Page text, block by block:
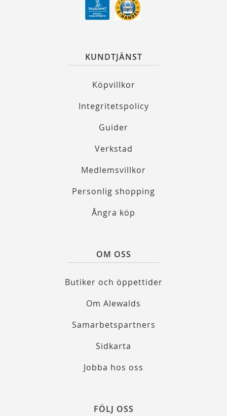
KUNDTJÄNST
Köpvillkor
Integritetspolicy
Guider
Verkstad
Medlemsvillkor
Personlig shopping
Ångra köp
OM OSS
Butiker och öppettider
Om Alewalds
Samarbetspartners
Sidkarta
Jobba hos oss
FÖLJ OSS